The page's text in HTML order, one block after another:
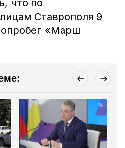
что по
Ставрополя 9
«Марш